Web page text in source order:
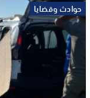
حوادث وقضايا